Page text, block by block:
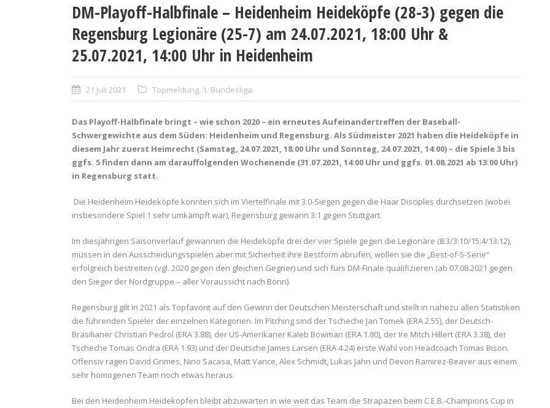
DM-Playoff-Halbfinale – Heidenheim Heideköpfe (28-3) gegen die
Regensburg Legionäre (25-7) am 24.07.2021, 18:00 Uhr &
25.07.2021, 14:00 Uhr in Heidenheim
21 Juli 2021 Topmeldung, 1. Bundesliga
Das Playoff-Halbfinale bringt – wie schon 2020 – ein erneutes Aufeinandertreffen der Baseball-
Schwergewichte aus dem Süden: Heidenheim und Regensburg. Als Südmeister 2021 haben die Heideköpfe in
diesem Jahr zuerst Heimrecht (Samstag, 24.07.2021, 18:00 Uhr und Sonntag, 24.07.2021, 14:00) – die Spiele 3 bis
ggfs. 5 finden dann am darauffolgenden Wochenende (31.07.2021, 14:00 Uhr und ggfs. 01.08.2021 ab 13:00 Uhr)
in Regensburg statt.
Die Heidenheim Heideköpfe konnten sich im Viertelfinale mit 3:0-Siegen gegen die Haar Disciples durchsetzen (wobei
insbesondere Spiel 1 sehr umkämpft war), Regensburg gewann 3:1 gegen Stuttgart.
Im diesjährigen Saisonverlauf gewannen die Heideköpfe drei der vier Spiele gegen die Legionäre (8:3/3:10/15:4/13:12),
müssen in den Ausscheidungsspielen aber mit Sicherheit ihre Bestform abrufen, wollen sie die „Best-of-5-Serie“
erfolgreich bestreiten (vgl. 2020 gegen den gleichen Gegner) und sich fürs DM-Finale qualifizieren (ab 07.08.2021 gegen
den Sieger der Nordgruppe – aller Voraussicht nach Bonn).
Regensburg gilt in 2021 als Topfavorit auf den Gewinn der Deutschen Meisterschaft und stellt in nahezu allen Statistiken
die führenden Spieler der einzelnen Kategorien. Im Pitching sind der Tscheche Jan Tomek (ERA 2.55), der Deutsch-
Brasilianer Christian Pedrol (ERA 3.88), der US-Amerikaner Kaleb Bowman (ERA 1.80), der Ire Mitch Hillert (ERA 3.38), der
Tscheche Tomas Ondra (ERA 1.93) und der Deutsche James Larsen (ERA 4.24) erste Wahl von Headcoach Tomas Bison.
Offensiv ragen David Grimes, Nino Sacasa, Matt Vance, Alex Schmidt, Lukas Jahn und Devon Ramirez-Beaver aus einem
sehr homogenen Team noch etwas heraus.
Bei den Heidenheim Heideköpfen bleibt abzuwarten in wie weit das Team die Strapazen beim C.E.B.-Champions Cup in